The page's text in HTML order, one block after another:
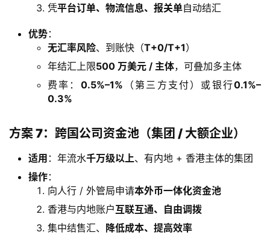
讯
海
凭平台订单、物流信息、报关单自动结汇
优势：
无汇率风险、到账快（T+0/T+1）
年结汇上限500 万美元 / 主体，可叠加多主体
费率： 0.5%–1% （第三方支付）或银行0.1%–
0.3%
方案 7：跨国公司资金池（集团 / 大额企业）
适用 ：年流水千万级以上、有内地 + 香港主体的集团
操作：
向人行 / 外管局申请本外币一体化资金池
香港与内地账户互联互通、自由调拨
集中结售汇、 降低成本、提高效率